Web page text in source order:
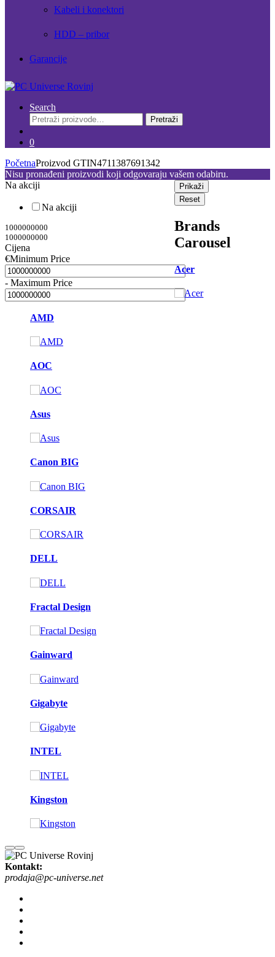
Kabeli i konektori
HDD – pribor
Garancije
Search
Pretraži:
Pretraži
0
PočetnaProizvod GTIN4711387691342
Nisu pronađeni proizvodi koji odgovaraju vašem odabiru.
Na akciji
Na akciji
1000000000
1000000000
Cijena
€Minimum Price
- Maximum Price
Prikaži
Reset
Brands
Carousel
Acer
AMD
AOC
Asus
Canon BIG
CORSAIR
DELL
Fractal Design
Gainward
Gigabyte
INTEL
Kingston
Kontakt:
prodaja@pc-universe.net